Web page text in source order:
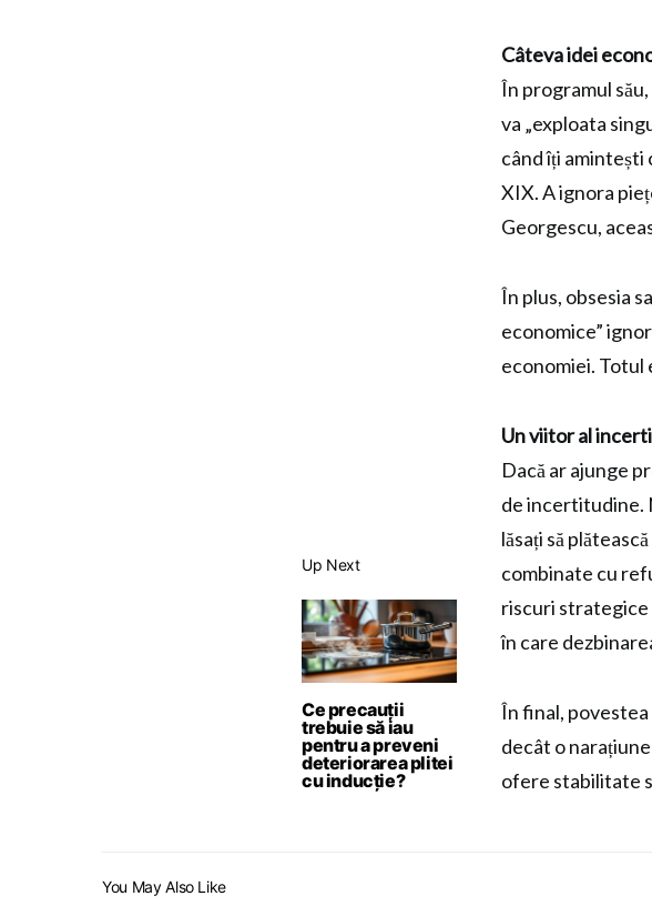
Up Next
Ce precauții
trebuie să iau
pentru a preveni
deteriorarea plitei
cu inducție?
Câteva idei
În programul
va „exploata
când îți amintești
XIX. A ignora
Georgescu,
În plus, obsesia
economice”
economiei. Totul
Un viitor al
Dacă ar ajunge
de incertitudine.
lăsați să
combinate cu
riscuri strategice
în care
În final, povestea
decât o
ofere stabilitate
You May Also Like